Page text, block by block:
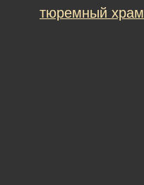
тюремный храм